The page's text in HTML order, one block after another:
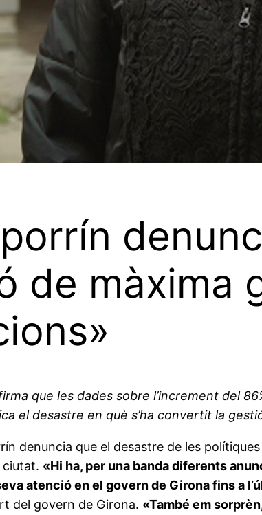
de màxima
que les dades sobre l’increment del
el desastre en què s’ha convertit la
denuncia que el desastre de les
ciutat. «Hi ha, per una banda diferents
atenció en el govern de Girona fins a
del govern de Girona. «També em